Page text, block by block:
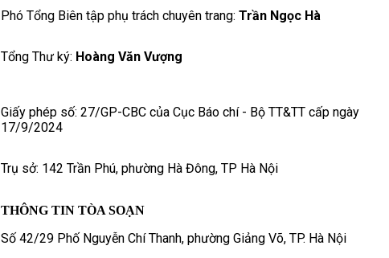
Phó Tổng Biên tập phụ trách chuyên trang: Trần Ngọc Hà
Tổng Thư ký: Hoàng Văn Vượng
Giấy phép số: 27/GP-CBC của Cục Báo chí - Bộ TT&TT cấp ngày
17/9/2024
Trụ sở: 142 Trần Phú, phường Hà Đông, TP Hà Nội
THÔNG TIN TÒA SOẠN
Số 42/29 Phố Nguyễn Chí Thanh, phường Giảng Võ, TP. Hà Nội